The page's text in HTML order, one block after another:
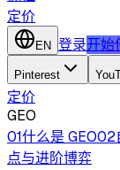
定价
EN 登录开始
Pinterest
定价
GEO
01什么是 GEO02
点与进阶博弈